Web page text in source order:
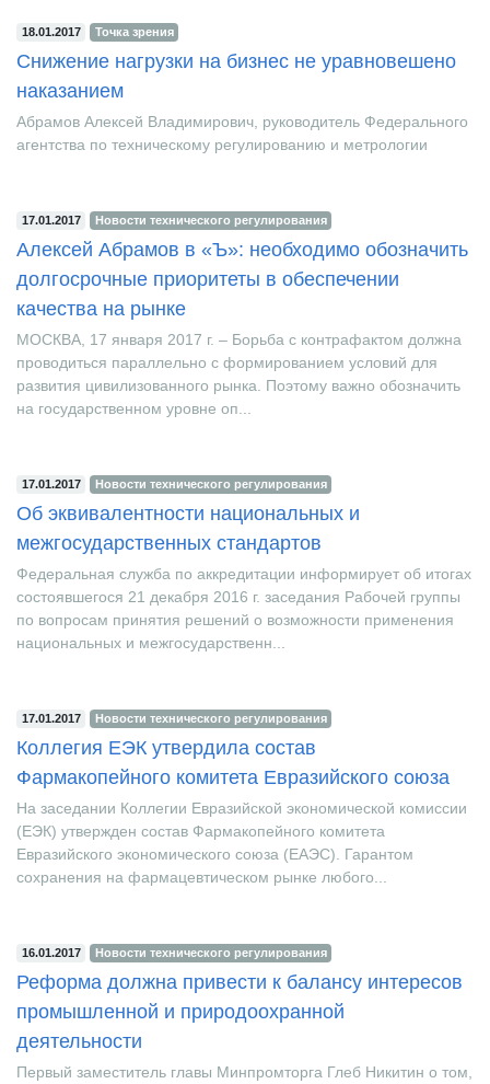
18.01.2017 Точка зрения
Снижение нагрузки на бизнес не уравновешено
наказанием
Абрамов Алексей Владимирович, руководитель Федерального
агентства по техническому регулированию и метрологии
17.01.2017 Новости технического регулирования
Алексей Абрамов в «Ъ»: необходимо обозначить
долгосрочные приоритеты в обеспечении
качества на рынке
МОСКВА, 17 января 2017 г. – Борьба с контрафактом должна
проводиться параллельно с формированием условий для
развития цивилизованного рынка. Поэтому важно обозначить
на государственном уровне оп...
17.01.2017 Новости технического регулирования
Об эквивалентности национальных и
межгосударственных стандартов
Федеральная служба по аккредитации информирует об итогах
состоявшегося 21 декабря 2016 г. заседания Рабочей группы
по вопросам принятия решений о возможности применения
национальных и межгосударственн...
17.01.2017 Новости технического регулирования
Коллегия ЕЭК утвердила состав
Фармакопейного комитета Евразийского союза
На заседании Коллегии Евразийской экономической комиссии
(ЕЭК) утвержден состав Фармакопейного комитета
Евразийского экономического союза (ЕАЭС). Гарантом
сохранения на фармацевтическом рынке любого...
16.01.2017 Новости технического регулирования
Реформа должна привести к балансу интересов
промышленной и природоохранной
деятельности
Первый заместитель главы Минпромторга Глеб Никитин о том,